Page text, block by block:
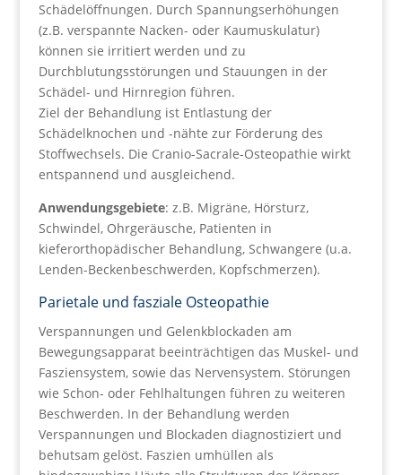
Schädelöffnungen. Durch Spannungserhöhungen
(z.B. verspannte Nacken- oder Kaumuskulatur)
können sie irritiert werden und zu
Durchblutungsstörungen und Stauungen in der
Schädel- und Hirnregion führen.
Ziel der Behandlung ist Entlastung der
Schädelknochen und -nähte zur Förderung des
Stoffwechsels. Die Cranio-Sacrale-Osteopathie wirkt
entspannend und ausgleichend.
Anwendungsgebiete: z.B. Migräne, Hörsturz,
Schwindel, Ohrgeräusche, Patienten in
kieferorthopädischer Behandlung, Schwangere (u.a.
Lenden-Beckenbeschwerden, Kopfschmerzen).
Parietale und fasziale Osteopathie
Verspannungen und Gelenkblockaden am
Bewegungsapparat beeinträchtigen das Muskel- und
Fasziensystem, sowie das Nervensystem. Störungen
wie Schon- oder Fehlhaltungen führen zu weiteren
Beschwerden. In der Behandlung werden
Verspannungen und Blockaden diagnostiziert und
behutsam gelöst. Faszien umhüllen als